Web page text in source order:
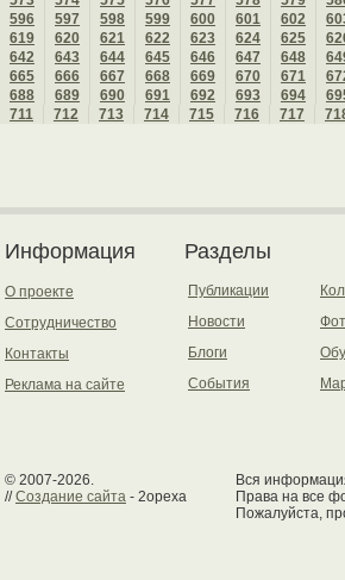
596
597 598 599 600 601 602
619
620 621 622 623 624 625
642
643 644 645 646 647 648
665
666 667 668 669 670 671
688
689 690 691 692 693 694
711
712 713 714 715 716 717
Информация
О проекте
Сотрудничество
Контакты
Реклама на сайте
Разделы
Публикации
Новости
Блоги
События
© 2007-2026.
//Создание сайта - 2opexa
Вся
Права на все
Пожалуйста,